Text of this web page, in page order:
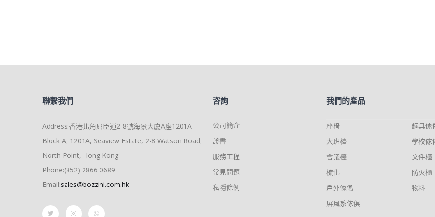
聯繫我們
Address:香港北角屈臣道2-8號海景大廈A座1201A
Block A, 1201A, Seaview Estate, 2-8 Watson Road,
North Point, Hong Kong
Phone:(852) 2866 0689
Email:sales@bozzini.com.hk
咨詢
公司簡介
證書
服務工程
常見問題
私隱條例
我們的產品
座椅
大班檯
會議檯
梳化
戶外傢俬
屏風系傢俱
鋼具傢
學校傢
文件櫃
防火櫃
物料